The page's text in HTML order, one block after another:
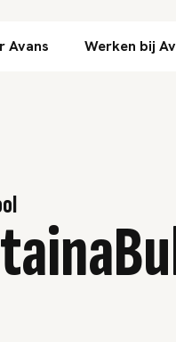
Avans Werken bij